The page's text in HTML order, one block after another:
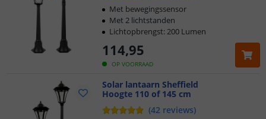
OP VOORRAAD
114,95
Met bewegingssensor
Met 2 lichtstanden
Lichtopbrengst: 200 Lumen
Solar lantaarn Sheffield
Hoogte 110 of 145 cm
(42 reviews)